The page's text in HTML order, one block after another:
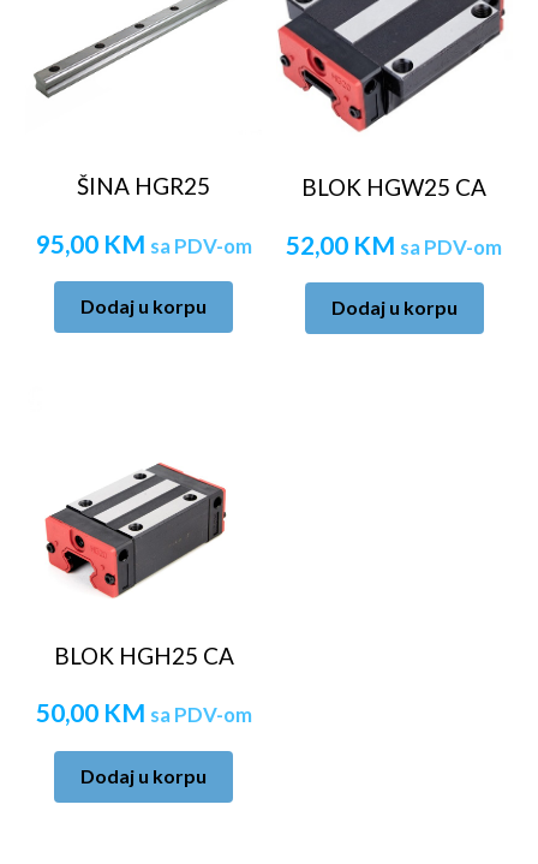
ŠINA HGR25
95,00 KM sa PDV-om
Dodaj u korpu
BLOK HGW25 CA
52,00 KM sa PDV-om
Dodaj u korpu
BLOK HGH25 CA
50,00 KM sa PDV-om
Dodaj u korpu